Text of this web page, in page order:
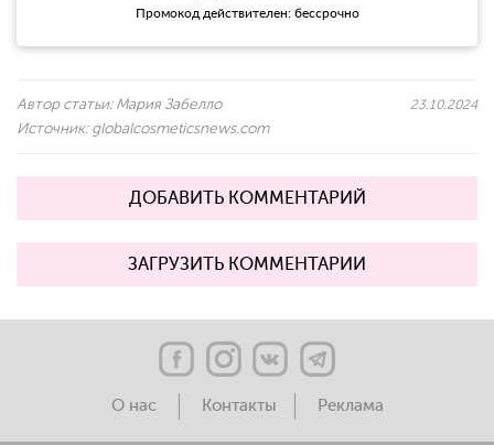
Промокод действителен: бессрочно
Автор статьи: Мария Забелло
Источник: globalcosmeticsnews.com
23.10.2024
ДОБАВИТЬ КОММЕНТАРИЙ
ЗАГРУЗИТЬ КОММЕНТАРИИ
О нас Контакты Реклама